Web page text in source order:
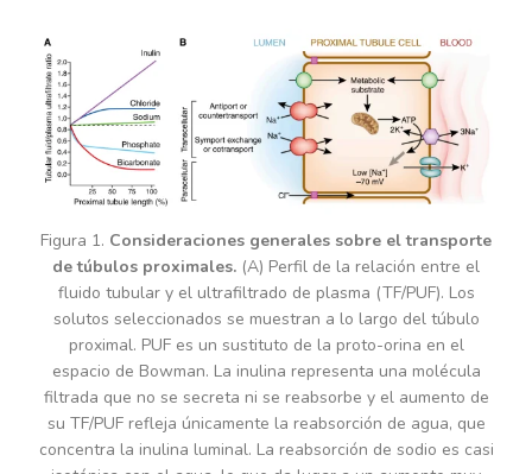
Figura 1. Consideraciones generales sobre el transporte
de túbulos proximales. (A) Perfil de la relación entre el
fluido tubular y el ultrafiltrado de plasma (TF/PUF). Los
solutos seleccionados se muestran a lo largo del túbulo
proximal. PUF es un sustituto de la proto-orina en el
espacio de Bowman. La inulina representa una molécula
filtrada que no se secreta ni se reabsorbe y el aumento de
su TF/PUF refleja únicamente la reabsorción de agua, que
concentra la inulina luminal. La reabsorción de sodio es casi